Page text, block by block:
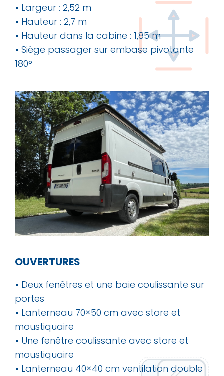
• Largeur : 2,52 m
• Hauteur : 2,7 m
• Hauteur dans la cabine : 1,85 m
• Siège passager sur embase pivotante
180°
OUVERTURES
• Deux fenêtres et une baie coulissante sur
portes
• Lanterneau 70×50 cm avec store et
moustiquaire
• Une fenêtre coulissante avec store et
moustiquaire
• Lanterneau 40×40 cm ventilation double